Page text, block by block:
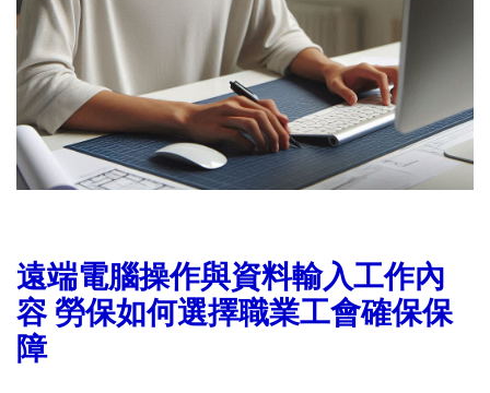
遠端電腦操作與資料輸入工作內
容 勞保如何選擇職業工會確保保
障